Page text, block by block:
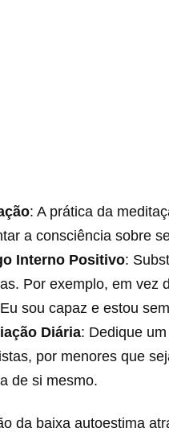
: A prática da
a consciência sobre
Interno Positivo:
Por exemplo, em vez
sou capaz e estou
Diária: Dedique
por menores que
de si mesmo.
da baixa autoestima